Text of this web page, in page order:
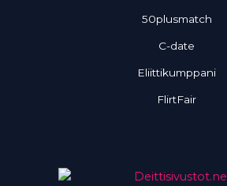
50plusmatch
C-date
Eliittikumppani
FlirtFair